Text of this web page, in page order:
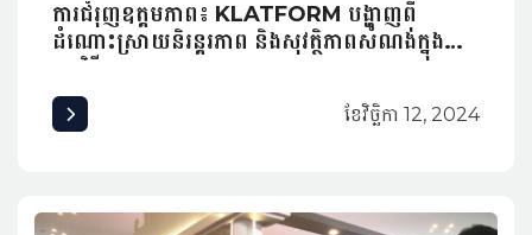
ការជំរុញឧត្តមភាព៖ KLATFORM បង្ហាញពី
ដំណោះស្រាយនិរន្តរភាព និងសុវត្ថិភាពសំណង់ក្នុង
កម្មវិធី INNexpo 2024
ខែ​វិច្ឆិកា 12, 2024